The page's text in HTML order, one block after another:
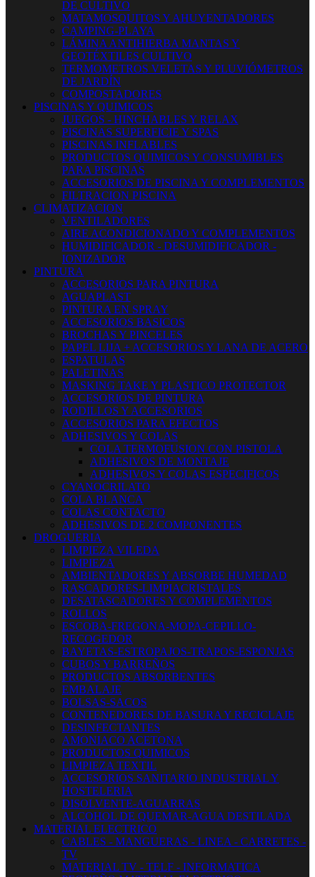
DE CULTIVO
MATAMOSQUITOS Y AHUYENTADORES
CAMPING-PLAYA
LÁMINA ANTIHIERBA MANTAS Y
GEOTÉXTILES CULTIVO
TERMOMETROS VELETAS Y PLUVIÓMETROS
DE JARDÍN
COMPOSTADORES
PISCINAS Y QUIMICOS
JUEGOS - HINCHABLES Y RELAX
PISCINAS SUPERFICIE Y SPAS
PISCINAS INFLABLES
PRODUCTOS QUIMICOS Y CONSUMIBLES
PARA PISCINAS
ACCESORIOS DE PISCINA Y COMPLEMENTOS
FILTRACION PISCINA
CLIMATIZACION
VENTILADORES
AIRE ACONDICIONADO Y COMPLEMENTOS
HUMIDIFICADOR - DESUMIDIFICADOR -
IONIZADOR
PINTURA
ACCESORIOS PARA PINTURA
AGUAPLAST
PINTURA EN SPRAY
ACCESORIOS BASICOS
BROCHAS Y PINCELES
PAPEL LIJA + ACCESORIOS Y LANA DE ACERO
ESPATULAS
PALETINAS
MASKING TAKE Y PLASTICO PROTECTOR
ACCESORIOS DE PINTURA
RODILLOS Y ACCESORIOS
ACCESORIOS PARA EFECTOS
ADHESIVOS Y COLAS
COLA TERMOFUSION CON PISTOLA
ADHESIVOS DE MONTAJE
ADHESIVOS Y COLAS ESPECIFICOS
CYANOCRILATO
COLA BLANCA
COLAS CONTACTO
ADHESIVOS DE 2 COMPONENTES
DROGUERIA
LIMPIEZA VILEDA
LIMPIEZA
AMBIENTADORES Y ABSORBE HUMEDAD
RASCADORES-LIMPIACRISTALES
DESATASCADORES Y COMPLEMENTOS
ROLLOS
ESCOBA-FREGONA-MOPA-CEPILLO-
RECOGEDOR
BAYETAS-ESTROPAJOS-TRAPOS-ESPONJAS
CUBOS Y BARREÑOS
PRODUCTOS ABSORBENTES
EMBALAJE
BOLSAS-SACOS
CONTENEDORES DE BASURA Y RECICLAJE
DESINFECTANTES
AMONIACO ACETONA
PRODUCTOS QUIMICOS
LIMPIEZA TEXTIL
ACCESORIOS SANITARIO INDUSTRIAL Y
HOSTELERIA
DISOLVENTE-AGUARRAS
ALCOHOL DE QUEMAR-AGUA DESTILADA
MATERIAL ELECTRICO
CABLES - MANGUERAS - LINEA - CARRETES -
TV
MATERIAL TV - TELF - INFORMATICA